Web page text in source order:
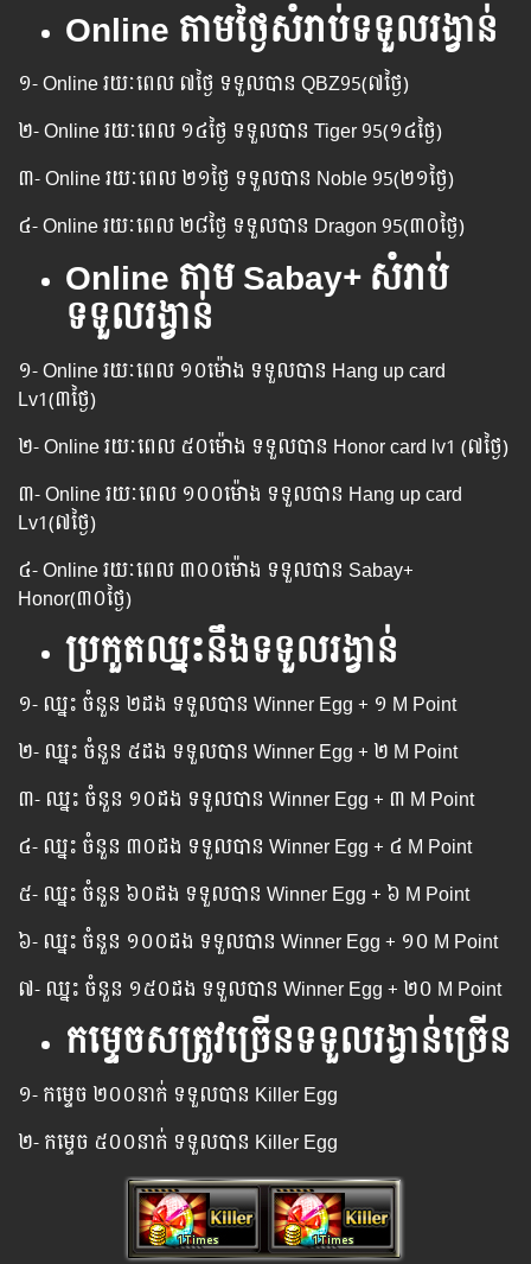
Online តាមថ្ងៃសំរាប់ទទួលរង្វាន់
១- Online រយៈពេល​ ៧ថ្ងៃ ទទួល​បាន QBZ95(៧ថ្ងៃ)
២- Online រយៈពេល​ ១៤ថ្ងៃ ទទួល​បាន Tiger 95(១៤ថ្ងៃ)
៣- Online រយៈពេល​ ២១ថ្ងៃ ទទួល​បាន Noble 95(២១ថ្ងៃ)
៤- Online រយៈពេល​ ២៨ថ្ងៃ ទទួល​បាន Dragon 95(៣០ថ្ងៃ)
Online តាម​ Sabay+ សំរាប់
ទទួលរង្វាន់
១- Online រយៈពេល​ ១០ម៉ោង ទទួល​បាន Hang up card
Lv1(៣ថ្ងៃ)
២- Online រយៈពេល​ ៥០ម៉ោង ទទួល​បាន ​Honor card lv1 (៧ថ្ងៃ)
៣- Online រយៈពេល​ ១០០ម៉ោង ទទួល​បាន Hang up card
Lv1(៧ថ្ងៃ)
៤- Online រយៈពេល​ ៣០០ម៉ោង ទទួល​បាន Sabay+
Honor(៣០ថ្ងៃ)
ប្រកួតឈ្នះនឹងទទួលរង្វាន់
១- ឈ្នះ ចំនួន ២ដង ទទួល​បាន Winner Egg​ + ១ M Point
២- ឈ្នះ ចំនួន ៥ដង ទទួល​បាន Winner Egg​ + ២ M Point
៣- ឈ្នះ ចំនួន ១០ដង ទទួល​បាន Winner Egg​ + ៣ M Point
៤- ឈ្នះ ចំនួន ៣០ដង ទទួល​បាន Winner Egg​ + ៤ M Point
៥- ឈ្នះ ចំនួន ៦០ដង ទទួល​បាន Winner Egg​ + ៦ M Point
៦- ឈ្នះ ចំនួន ១០០ដង ទទួល​បាន Winner Egg​ + ១០ M Point
៧- ឈ្នះ ចំនួន ១៥០ដង ទទួល​បាន Winner Egg​ + ២០ M Point
កម្ទេចសត្រូវច្រើនទទួលរង្វាន់ច្រើន
១- កម្ទេច​ ២០០នាក់​ ទទួល​បាន Killer Egg
២- កម្ទេច​ ៥០០នាក់ ទទួល​បាន Killer Egg